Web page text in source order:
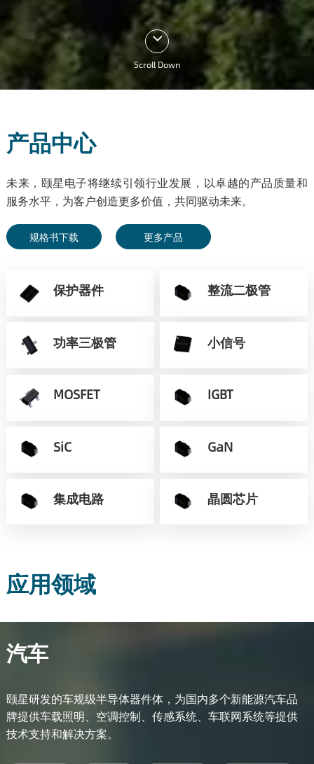
Scroll Down
产品中心
未来，颐星电子将继续引领行业发展，以卓越的产品质量和
服务水平，为客户创造更多价值，共同驱动未来。
规格书下载 更多产品
保护器件 整流二极管
功率三极管 小信号
MOSFET IGBT
SiC GaN
集成电路 晶圆芯片
应用领域
汽车
颐星研发的车规级半导体器件体，为国内多个新能源汽车品
牌提供车载照明、空调控制、传感系统、车联网系统等提供
技术支持和解决方案。